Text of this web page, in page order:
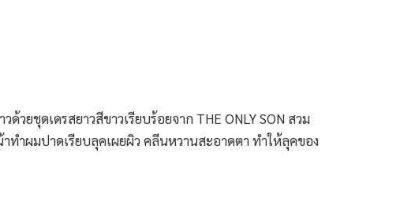
ยชุดเดรสยาวสีขาวเรียบร้อยจาก THE ONLY SON สวม
ทำผมปาดเรียบลุคเผยผิว คลีนหวานสะอาดตา ทำให้ลุคของ